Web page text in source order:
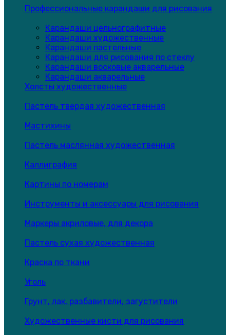
Профессиональные карандаши для рисования
Карандаши цельнографитные
Карандаши художественные
Карандаши пастельные
Карандаши для рисования по стеклу
Карандаши восковые акварельные
Карандаши акварельные
Холсты художественные
Пастель твердая художественная
Мастихины
Пастель маслянная художественная
Каллиграфия
Картины по номерам
Инструменты и аксессуары для рисования
Маркеры акриловые, для декора
Пастель сухая художественная
Краска по ткани
Уголь
Грунт, лак, разбавители, загустители
Художественные кисти для рисования